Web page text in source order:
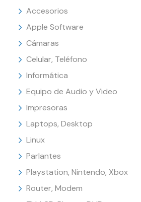
Accesorios
Apple Software
Cámaras
Celular, Teléfono
Informática
Equipo de Audio y Video
Impresoras
Laptops, Desktop
Linux
Parlantes
Playstation, Nintendo, Xbox
Router, Modem